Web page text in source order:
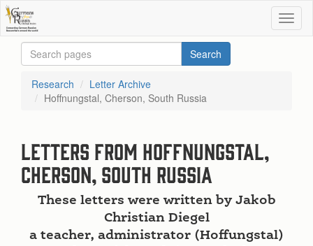
Research
Letter Archive
Hoffnungstal, Cherson, South Russia
Letters from Hoffnungstal,
Cherson, South Russia
These letters were written by Jakob
Christian Diegel
a teacher, administrator (Hoffungstal)